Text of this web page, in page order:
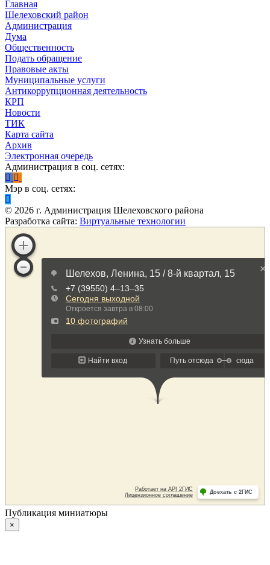
Главная
Шелеховский район
Администрация
Дума
Общественность
Подать обращение
Правовые акты
Муниципальные услуги
Антикоррупционная деятельность
КРП
Новости
ТИК
Карта сайта
Архив
Электронная очередь
Администрация в соц. сетях:
Мэр в соц. сетях:
© 2026 г. Администрация Шелеховского района
Разработка сайта: Виртуальные технологии
Публикация миниатюры
×